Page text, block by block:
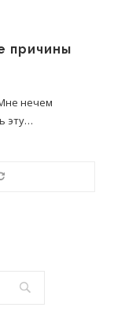
причины
нечем
эту…